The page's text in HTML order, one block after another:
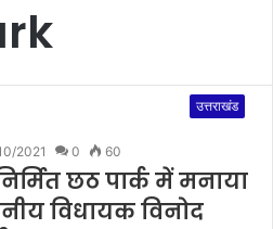
उत्तराखंड
2021 0 60
छठ पार्क में मनाया
विधायक विनोद